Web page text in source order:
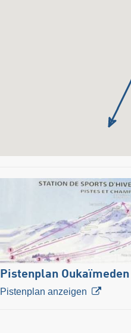
Pistenplan Oukaïmeden
Pistenplan anzeigen